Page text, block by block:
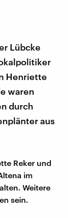
Lübcke
Henriette
waren
durch
aus
Reker und
im
Weitere
sein.